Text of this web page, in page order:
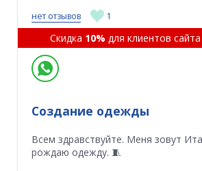
Создание одежды
Всем здравствуйте. Меня зовут
рождаю одежду. 🧵
нет отзывов 1
Скидка 10% для клиентов